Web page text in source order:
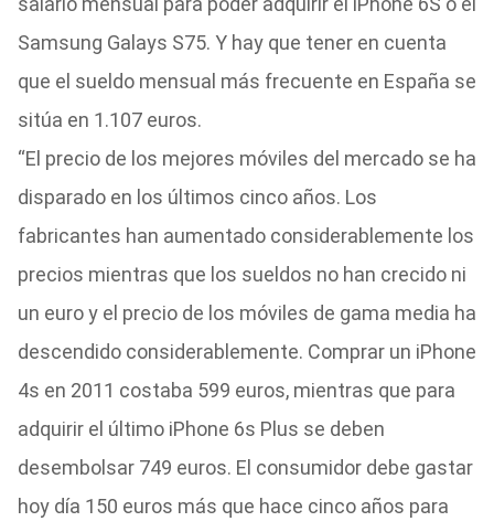
Samsung Galays S75. Y hay que tener en cuenta
que el sueldo mensual más frecuente en España se
sitúa en 1.107 euros.
“El precio de los mejores móviles del mercado se ha
disparado en los últimos cinco años. Los
fabricantes han aumentado considerablemente los
precios mientras que los sueldos no han crecido ni
un euro y el precio de los móviles de gama media ha
descendido considerablemente. Comprar un iPhone
4s en 2011 costaba 599 euros, mientras que para
adquirir el último iPhone 6s Plus se deben
desembolsar 749 euros. El consumidor debe gastar
hoy día 150 euros más que hace cinco años para